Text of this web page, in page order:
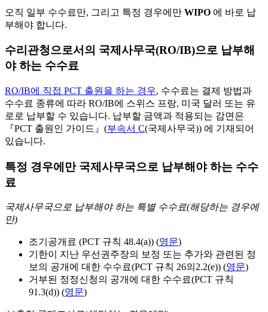
오직 일부 수수료만, 그리고 특정 경우에만 WIPO 에 바로 납
부해야 합니다.
수리관청으로서의 국제사무국(RO/IB)으로 납부해
야 하는 수수료
RO/IB에 직접 PCT 출원을 하는 경우, 수수료는 결제 방법과
수수료 종류에 따라 RO/IB에 스위스 프랑, 미국 달러 또는 유
로로 납부할 수 있습니다. 납부할 금액과 적용되는 감면은
『PCT 출원인 가이드』(부속서 C(국제사무국)) 에 기재되어
있습니다.
특정 경우에만 국제사무국으로 납부해야 하는 수수
료
국제사무국으로 납부해야 하는 특별 수수료(해당하는 경우에
만)
조기공개료 (PCT 규칙 48.4(a)) (영문)
기한이 지난 우선권주장의 보정 또는 추가와 관련된 정
보의 공개에 대한 수수료(PCT 규칙 26의2.2(e)) (영문)
거부된 정정신청의 공개에 대한 수수료(PCT 규칙
91.3(d)) (영문)